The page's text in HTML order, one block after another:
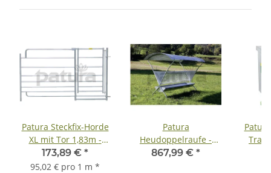
Patura Steckfix-Horde
XL mit Tor 1,83m -
zzgl. Fracht
173,89 € *
95,02 € pro 1 m *
Patura
Heudoppelraufe -
zzgl. Fracht
867,99 € *